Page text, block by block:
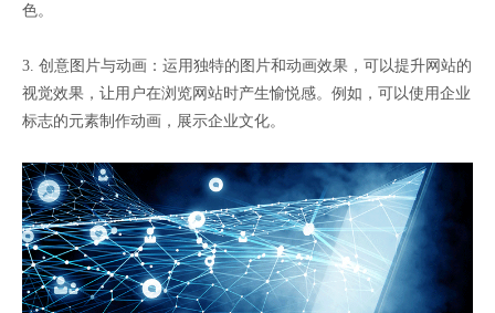
色。
3. 创意图片与动画：运用独特的图片和动画效果，可以提升网站的
视觉效果，让用户在浏览网站时产生愉悦感。例如，可以使用企业
标志的元素制作动画，展示企业文化。